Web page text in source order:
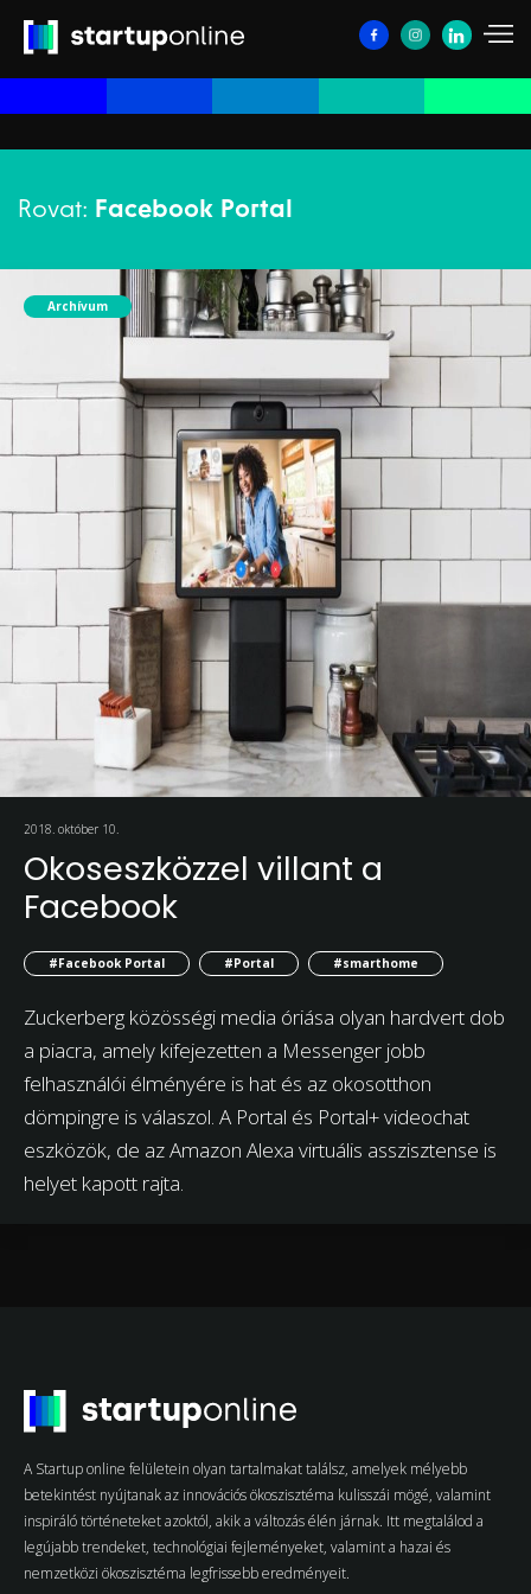
Rovat: Facebook Portal
Archívum
2018. október 10.
Okoseszközzel villant a
Facebook
#Facebook Portal #Portal #smarthome
Zuckerberg közösségi media óriása olyan hardvert dob
a piacra, amely kifejezetten a Messenger jobb
felhasználói élményére is hat és az okosotthon
dömpingre is válaszol. A Portal és Portal+ videochat
eszközök, de az Amazon Alexa virtuális asszisztense is
helyet kapott rajta.
A Startup online felületein olyan tartalmakat találsz, amelyek mélyebb
betekintést nyújtanak az innovációs ökoszisztéma kulisszái mögé, valamint
inspiráló történeteket azoktól, akik a változás élén járnak. Itt megtalálod a
legújabb trendeket, technológiai fejleményeket, valamint a hazai és
nemzetközi ökoszisztéma legfrissebb eredményeit.